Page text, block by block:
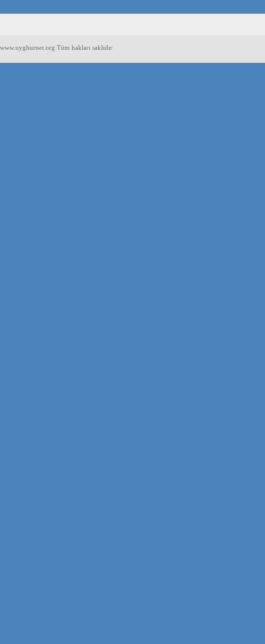
www.uyghurnet.org Tüm hakları saklıdır